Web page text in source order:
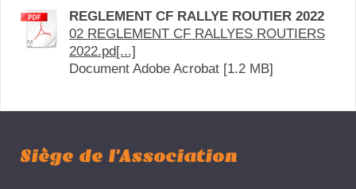
REGLEMENT CF RALLYE ROUTIER 2022
02 REGLEMENT CF RALLYES ROUTIERS
2022.pd[...]
Document Adobe Acrobat [1.2 MB]
Siège de l'Association